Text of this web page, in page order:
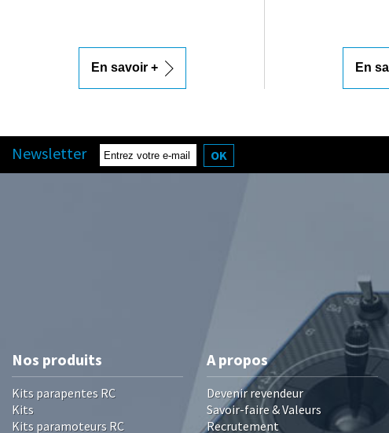
En savoir + En
Newsletter OK
Nos produits
Kits parapentes RC
Kits
Kits paramoteurs RC
A propos
Devenir revendeur
Savoir-faire & Valeurs
Recrutement